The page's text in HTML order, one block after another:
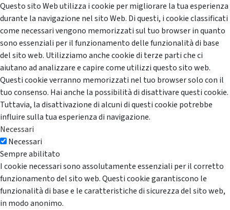
Questo sito Web utilizza i cookie per migliorare la tua esperienza
durante la navigazione nel sito Web. Di questi, i cookie classificati
come necessari vengono memorizzati sul tuo browser in quanto
sono essenziali per il funzionamento delle funzionalità di base
del sito web. Utilizziamo anche cookie di terze parti che ci
aiutano ad analizzare e capire come utilizzi questo sito web.
Questi cookie verranno memorizzati nel tuo browser solo con il
tuo consenso. Hai anche la possibilità di disattivare questi cookie.
Tuttavia, la disattivazione di alcuni di questi cookie potrebbe
influire sulla tua esperienza di navigazione.
Necessari
Necessari
Sempre abilitato
I cookie necessari sono assolutamente essenziali per il corretto
funzionamento del sito web. Questi cookie garantiscono le
funzionalità di base e le caratteristiche di sicurezza del sito web,
in modo anonimo.